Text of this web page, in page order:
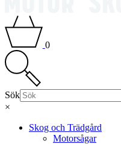
0
Sök
×
Skog och Trädgård
Motorsågar